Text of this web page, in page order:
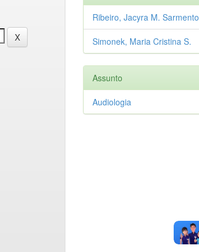
Ribeiro, Jacyra M. Sarmento
Simonek, Maria Cristina S.
Assunto
Audiologia